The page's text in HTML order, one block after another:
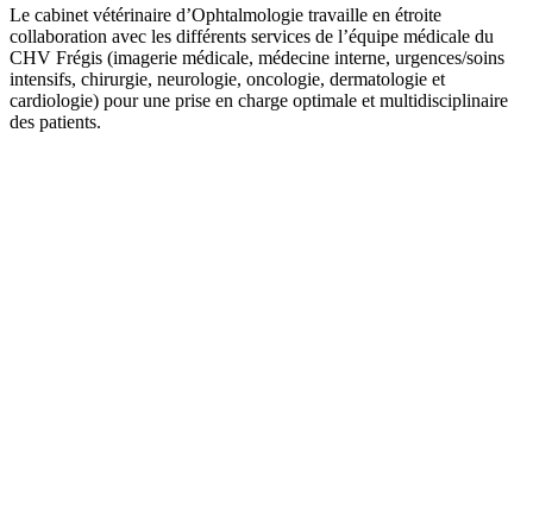
Le cabinet vétérinaire d’Ophtalmologie travaille en étroite
collaboration avec les différents services de l’équipe médicale du
CHV Frégis (imagerie médicale, médecine interne, urgences/soins
intensifs, chirurgie, neurologie, oncologie, dermatologie et
cardiologie) pour une prise en charge optimale et multidisciplinaire
des patients.